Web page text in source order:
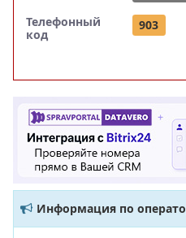
Телефонный
код
903
Информация по